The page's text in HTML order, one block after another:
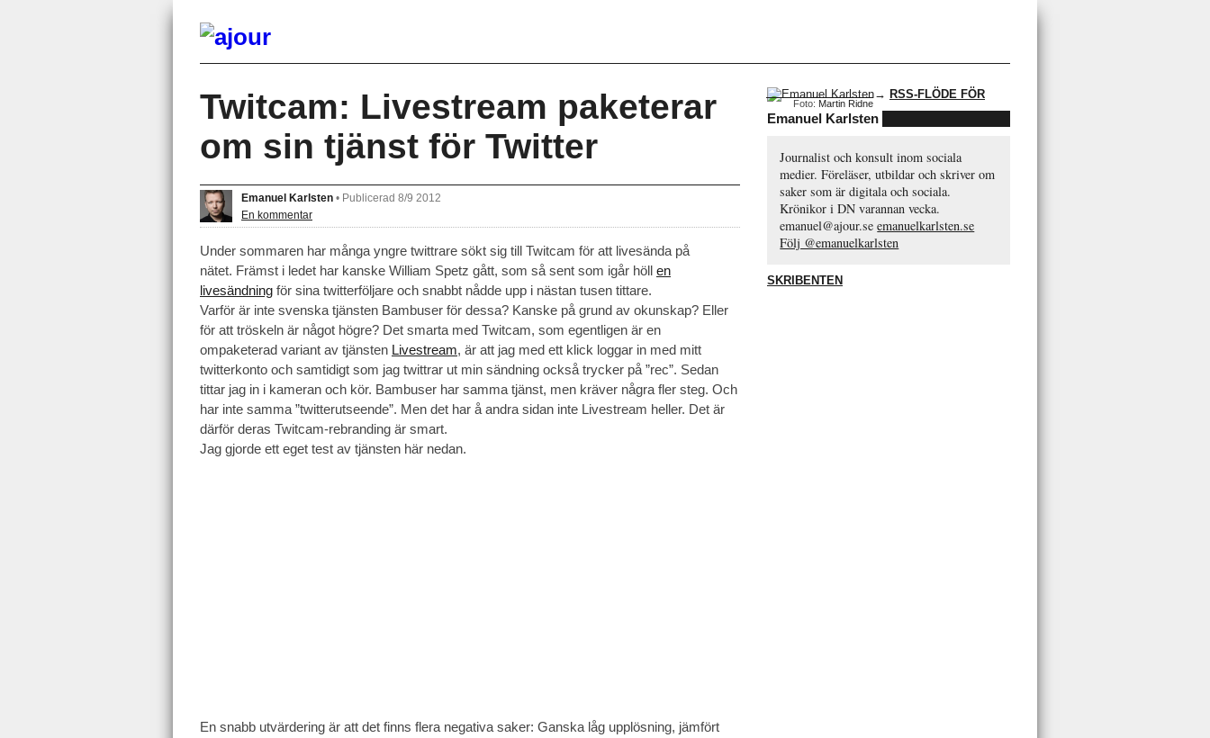
Twitcam: Livestream paketerar
om sin tjänst för Twitter
Emanuel Karlsten • Publicerad 8/9 2012
En kommentar
Under sommaren har många yngre twittrare sökt sig till Twitcam för att livesända på
nätet. Främst i ledet har kanske William Spetz gått, som så sent som igår höll en
livesändning för sina twitterföljare och snabbt nådde upp i nästan tusen tittare.
Varför är inte svenska tjänsten Bambuser för dessa? Kanske på grund av okunskap? Eller
för att tröskeln är något högre? Det smarta med Twitcam, som egentligen är en
ompaketerad variant av tjänsten Livestream, är att jag med ett klick loggar in med mitt
twitterkonto och samtidigt som jag twittrar ut min sändning också trycker på ”rec”. Sedan
tittar jag in i kameran och kör. Bambuser har samma tjänst, men kräver några fler steg. Och
har inte samma ”twitterutseende”. Men det har å andra sidan inte Livestream heller. Det är
därför deras Twitcam-rebranding är smart.
Jag gjorde ett eget test av tjänsten här nedan.
En snabb utvärdering är att det finns flera negativa saker: Ganska låg upplösning, jämfört
Foto: Martin Ridne
Emanuel Karlsten
Journalist och konsult inom sociala
medier. Föreläser, utbildar och skriver om
saker som är digitala och sociala.
Krönikor i DN varannan vecka.
emanuel@ajour.seemanuelkarlsten.se
Följ @emanuelkarlsten
→ RSS-FLÖDE FÖR
SKRIBENTEN